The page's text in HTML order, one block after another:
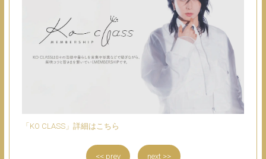
「KO CLASS」詳細はこちら
<< prev next >>